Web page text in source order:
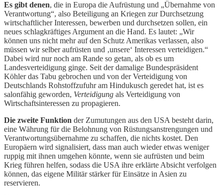
Es gibt denen, die in Europa die Aufrüstung und „Übernahme von
Verantwortung“, also Beteiligung an Kriegen zur Durchsetzung
wirtschaftlicher Interessen, bewerben und durchsetzen sollen, ein
neues schlagkräftiges Argument an die Hand. Es lautet: „Wir
können uns nicht mehr auf den Schutz Amerikas verlassen, also
müssen wir selber aufrüsten und ‚unsere‘ Interessen verteidigen.“
Dabei wird nur noch am Rande so getan, als ob es um
Landesverteidigung ginge. Seit der damalige Bundespräsident
Köhler das Tabu gebrochen und von der Verteidigung von
Deutschlands Rohstoffzufuhr am Hindukusch geredet hat, ist es
salonfähig geworden, Verteidigung als Verteidigung von
Wirtschaftsinteressen zu propagieren.
Die zweite Funktion der Zumutungen aus den USA besteht darin,
eine Währung für die Belohnung von Rüstungsanstrengungen und
Verantwortungsübernahme zu schaffen, die nichts kostet. Den
Europäern wird signalisiert, dass man auch wieder etwas weniger
ruppig mit ihnen umgehen könnte, wenn sie aufrüsten und beim
Krieg führen helfen, sodass die USA ihre erklärte Absicht verfolgen
können, das eigene Militär stärker für Einsätze in Asien zu
reservieren.